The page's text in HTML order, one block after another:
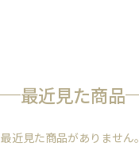
最近見た商品
最近見た商品がありません。